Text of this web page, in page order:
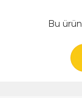
Bu